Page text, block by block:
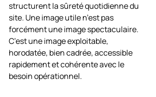
structurent la sûreté quotidienne du
site. Une image utile n’est pas
forcément une image spectaculaire.
C’est une image exploitable,
horodatée, bien cadrée, accessible
rapidement et cohérente avec le
besoin opérationnel.